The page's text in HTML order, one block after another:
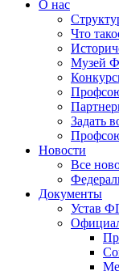
О нас
Что
Музей
Задать
Новости
Все
Документы
Устав